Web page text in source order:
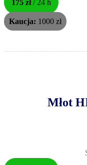
175 zł/ 24 h
Kaucja: 1000 zł
Młot